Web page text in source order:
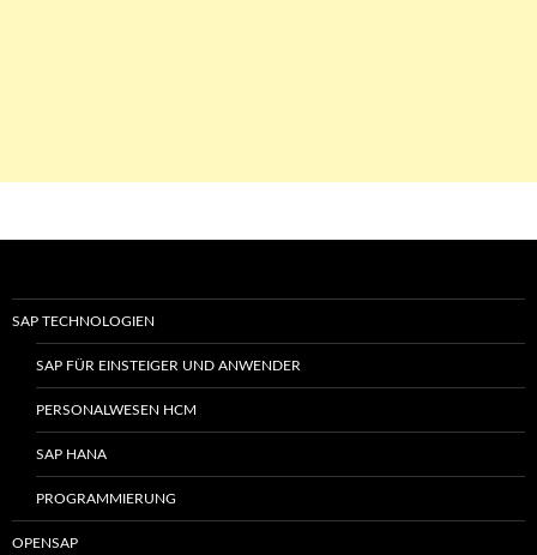
SAP TECHNOLOGIEN
SAP FÜR EINSTEIGER UND ANWENDER
PERSONALWESEN HCM
SAP HANA
PROGRAMMIERUNG
OPENSAP